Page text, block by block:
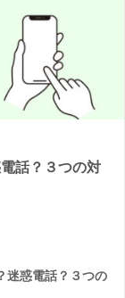
話？３つの対
迷惑電話？３つの